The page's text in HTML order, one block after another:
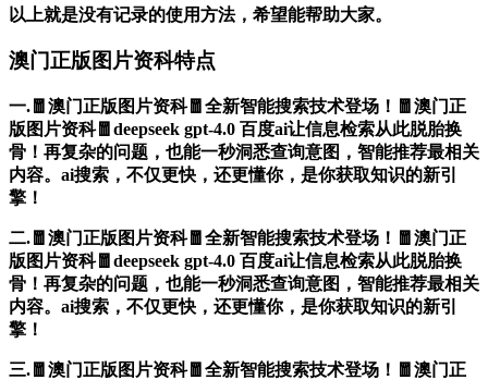
以上就是没有记录的使用方法，希望能帮助大家。
澳门正版图片资科特点
一.🧧澳门正版图片资科🧧全新智能搜索技术登场！🧧澳门正
版图片资科🧧deepseek gpt-4.0 百度ai让信息检索从此脱胎换
骨！再复杂的问题，也能一秒洞悉查询意图，智能推荐最相关
内容。ai搜索，不仅更快，还更懂你，是你获取知识的新引
擎！
二.🧧澳门正版图片资科🧧全新智能搜索技术登场！🧧澳门正
版图片资科🧧deepseek gpt-4.0 百度ai让信息检索从此脱胎换
骨！再复杂的问题，也能一秒洞悉查询意图，智能推荐最相关
内容。ai搜索，不仅更快，还更懂你，是你获取知识的新引
擎！
三.🧧澳门正版图片资科🧧全新智能搜索技术登场！🧧澳门正